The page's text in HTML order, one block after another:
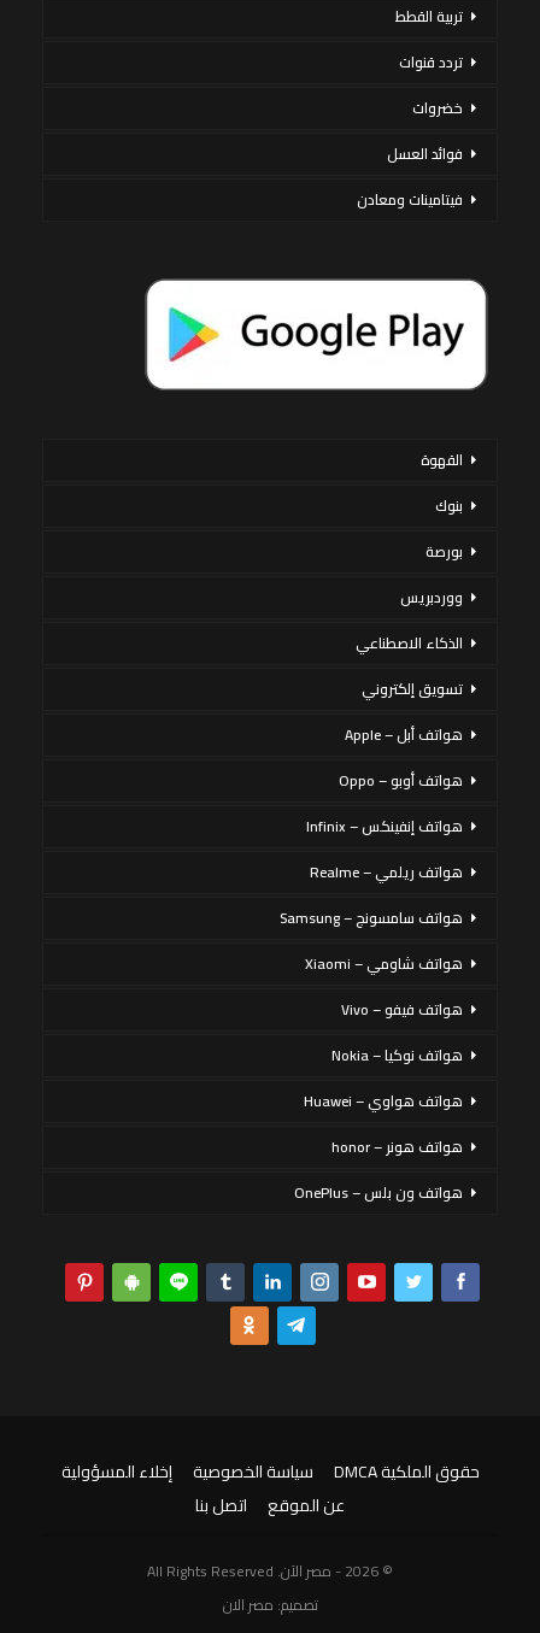
تربية القطط
تردد قنوات
خضروات
فوائد العسل
فيتامينات ومعادن
القهوة
بنوك
بورصة
ووردبريس
الذكاء الاصطناعي
تسويق إلكتروني
هواتف أبل – Apple
هواتف أوبو – Oppo
هواتف إنفينكس – Infinix
هواتف ريلمي – Realme
هواتف سامسونج – Samsung
هواتف شاومي – Xiaomi
هواتف فيفو – Vivo
هواتف نوكيا – Nokia
هواتف هواوي – Huawei
هواتف هونر – honor
هواتف ون بلس – OnePlus
حقوق الملكية DMCA سياسة الخصوصية
إخلاء المسؤولية
عن الموقع
اتصل بنا
© 2026 - مصر الآن. All Rights Reserved
تصميم: مصر الان